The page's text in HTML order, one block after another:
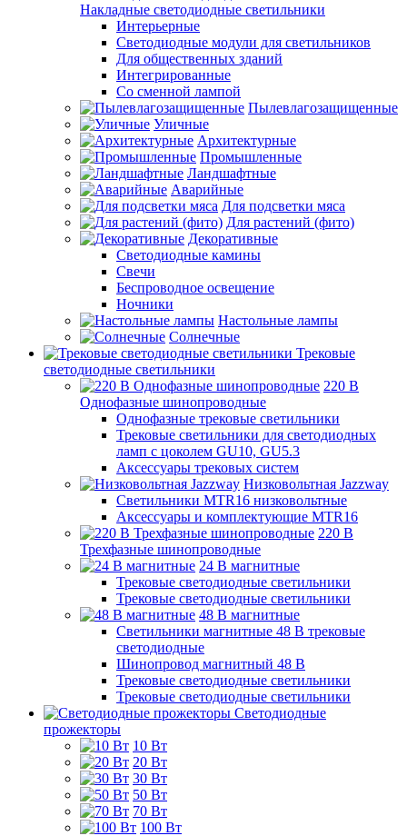
Накладные светодиодные светильники
Интерьерные
Светодиодные модули для светильников
Для общественных зданий
Интегрированные
Со сменной лампой
Пылевлагозащищенные
Уличные
Архитектурные
Промышленные
Ландшафтные
Аварийные
Для подсветки мяса
Для растений (фито)
Декоративные
Светодиодные камины
Свечи
Беспроводное освещение
Ночники
Настольные лампы
Солнечные
Трековые
светодиодные светильники
220 B
Однофазные шинопроводные
Однофазные трековые светильники
Трековые светильники для светодиодных
ламп с цоколем GU10, GU5.3
Аксессуары трековых систем
Низковольтная Jazzway
Светильники MTR16 низковольтные
Аксессуары и комплектующие MTR16
220 B
Трехфазные шинопроводные
24 B магнитные
Трековые светодиодные светильники
Трековые светодиодные светильники
48 B магнитные
Светильники магнитные 48 В трековые
светодиодные
Шинопровод магнитный 48 В
Трековые светодиодные светильники
Трековые светодиодные светильники
Светодиодные
прожекторы
10 Вт
20 Вт
30 Вт
50 Вт
70 Вт
100 Вт